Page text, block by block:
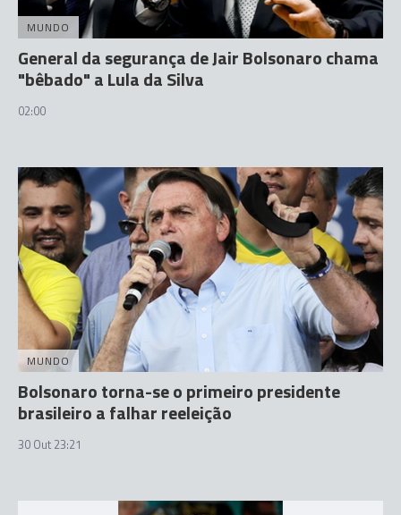
MUNDO
General da segurança de Jair Bolsonaro chama
"bêbado" a Lula da Silva
02:00
MUNDO
Bolsonaro torna-se o primeiro presidente
brasileiro a falhar reeleição
30 Out 23:21